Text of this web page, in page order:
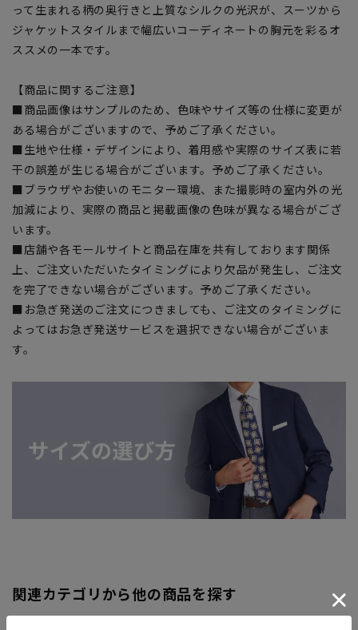
って生まれる柄の奥行きと上質なシルクの光沢が、スーツから
ジャケットスタイルまで幅広いコーディネートの胸元を彩るオ
ススメの一本です。
【商品に関するご注意】
■商品画像はサンプルのため、色味やサイズ等の仕様に変更が
ある場合がございますので、予めご了承ください。
■生地や仕様・デザインにより、着用感や実際のサイズ表に若
干の誤差が生じる場合がございます。予めご了承ください。
■ブラウザやお使いのモニター環境、また撮影時の室内外の光
加減により、実際の商品と掲載画像の色味が異なる場合がござ
います。
■店舗や各モールサイトと商品在庫を共有しております関係
上、ご注文いただいたタイミングにより欠品が発生し、ご注文
を完了できない場合がございます。予めご了承ください。
■お急ぎ発送のご注文につきましても、ご注文のタイミングに
よってはお急ぎ発送サービスを選択できない場合がございま
す。
関連カテゴリから他の商品を探す